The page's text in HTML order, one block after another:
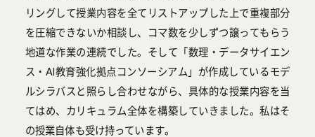
リングして授業内容を全てリストアップした上で重複部分
を圧縮できないか相談し、コマ数を少しずつ譲ってもらう
地道な作業の連続でした。そして「数理・データサイエン
ス・AI教育強化拠点コンソーシアム」が作成しているモデ
ルシラバスと照らし合わせながら、具体的な授業内容を当
てはめ、カリキュラム全体を構築していきました。私はそ
の授業自体も受け持っています。